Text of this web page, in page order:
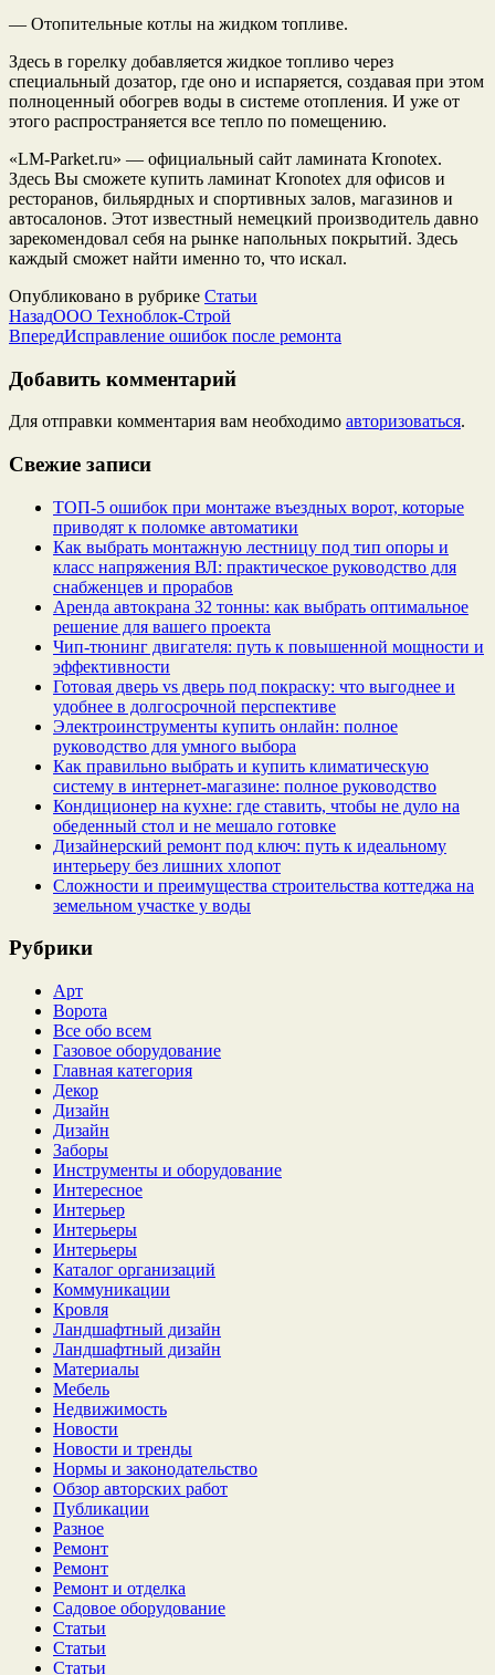
— Отопительные котлы на жидком топливе.
Здесь в горелку добавляется жидкое топливо через
специальный дозатор, где оно и испаряется, создавая при этом
полноценный обогрев воды в системе отопления. И уже от
этого распространяется все тепло по помещению.
«LM-Parket.ru» — официальный сайт ламината Kronotex.
Здесь Вы сможете купить ламинат Kronotex для офисов и
ресторанов, бильярдных и спортивных залов, магазинов и
автосалонов. Этот известный немецкий производитель давно
зарекомендовал себя на рынке напольных покрытий. Здесь
каждый сможет найти именно то, что искал.
Опубликовано в рубрике Статьи
НазадООО Техноблок-Строй
ВпередИсправление ошибок после ремонта
Добавить комментарий
Для отправки комментария вам необходимо авторизоваться.
Свежие записи
ТОП-5 ошибок при монтаже въездных ворот, которые
приводят к поломке автоматики
Как выбрать монтажную лестницу под тип опоры и
класс напряжения ВЛ: практическое руководство для
снабженцев и прорабов
Аренда автокрана 32 тонны: как выбрать оптимальное
решение для вашего проекта
Чип‑тюнинг двигателя: путь к повышенной мощности и
эффективности
Готовая дверь vs дверь под покраску: что выгоднее и
удобнее в долгосрочной перспективе
Электроинструменты купить онлайн: полное
руководство для умного выбора
Как правильно выбрать и купить климатическую
систему в интернет‑магазине: полное руководство
Кондиционер на кухне: где ставить, чтобы не дуло на
обеденный стол и не мешало готовке
Дизайнерский ремонт под ключ: путь к идеальному
интерьеру без лишних хлопот
Сложности и преимущества строительства коттеджа на
земельном участке у воды
Рубрики
Арт
Ворота
Все обо всем
Газовое оборудование
Главная категория
Декор
Дизайн
Дизайн
Заборы
Инструменты и оборудование
Интересное
Интерьер
Интерьеры
Интерьеры
Каталог организаций
Коммуникации
Кровля
Ландшафтный дизайн
Ландшафтный дизайн
Материалы
Мебель
Недвижимость
Новости
Новости и тренды
Нормы и законодательство
Обзор авторских работ
Публикации
Разное
Ремонт
Ремонт
Ремонт и отделка
Садовое оборудование
Статьи
Статьи
Статьи